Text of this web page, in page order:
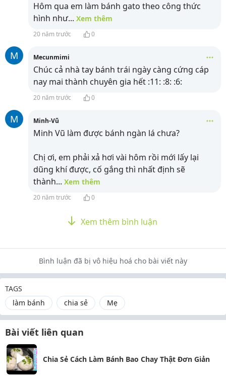
Hôm qua em làm bánh gato theo công thức
hình như... Xem thêm
20 năm trước 0
M Mecunmimi
Chúc cả nhà tay bánh trái ngày càng cứng cáp
nay mai thành chuyên gia hết :11: :8: :6:
20 năm trước 0
M Minh-Vũ
Minh Vũ làm được bánh ngàn lá chưa?
Chị ơi, em phải xả hơi vài hôm rồi mới lấy lại
dũng khí được, cố gắng thì nhất định sẽ
thành... Xem thêm
20 năm trước 0
Xem thêm bình luận
Bình luận đã bị vô hiệu hoá cho bài viết này
TAGS
làm bánh
chia sẻ Mẹ
Bài viết liên quan
Chia Sẻ Cách Làm Bánh Bao Chay Thật Đơn Giản